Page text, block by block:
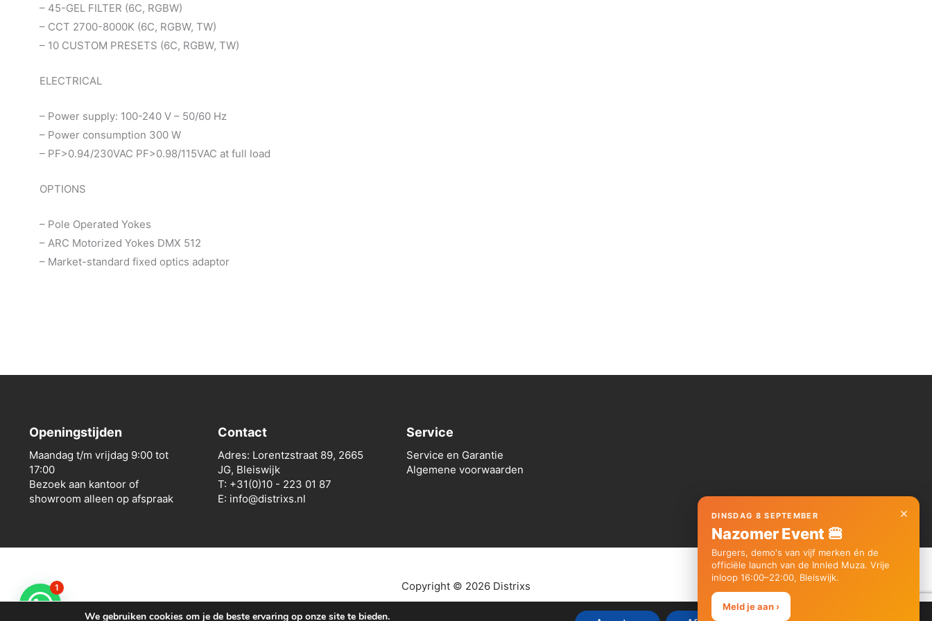
– 45-GEL FILTER (6C, RGBW)
– CCT 2700-8000K (6C, RGBW, TW)
– 10 CUSTOM PRESETS (6C, RGBW, TW)
ELECTRICAL
– Power supply: 100-240 V – 50/60 Hz
– Power consumption 300 W
– PF>0.94/230VAC PF>0.98/115VAC at full load
OPTIONS
– Pole Operated Yokes
– ARC Motorized Yokes DMX 512
– Market-standard fixed optics adaptor
Openingstijden
Maandag t/m vrijdag 9:00 tot
17:00
Bezoek aan kantoor of
showroom alleen op afspraak
Contact
Adres: Lorentzstraat 89, 2665
JG, Bleiswijk
T: +31(0)10 - 223 01 87
E: info@distrixs.nl
Service
Service en Garantie
Algemene voorwaarden
Copyright © 2026 Distrixs
We gebruiken cookies om je de beste ervaring op onze site te bieden.
1
×
DINSDAG 8 SEPTEMBER
Nazomer Event 🍔
Burgers, demo's van vijf merken én de
officiële launch van de Innled Muza. Vrije
inloop 16:00–22:00, Bleiswijk.
Meld je aan ›